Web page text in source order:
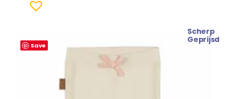
Save
Scherp
Geprijsd